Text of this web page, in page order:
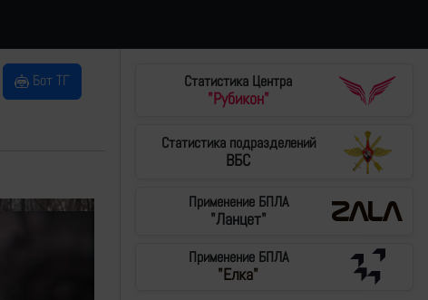
Бот ТГ
Статистика Центра
"Рубикон"
Статистика подразделений
ВБС
Применение БПЛА
"Ланцет"
Применение БПЛА
"Елка"